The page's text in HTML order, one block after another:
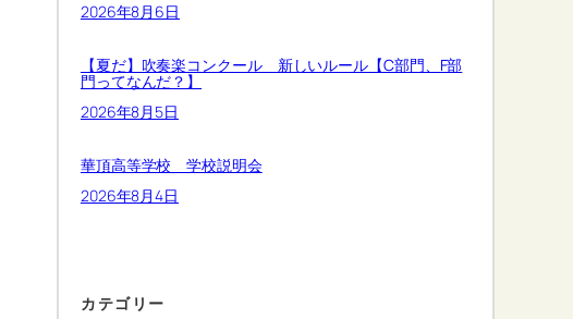
2026年8月6日
【夏だ】吹奏楽コンクール 新しいルール【C部門、F部
門ってなんだ？】
2026年8月5日
華頂高等学校 学校説明会
2026年8月4日
カテゴリー